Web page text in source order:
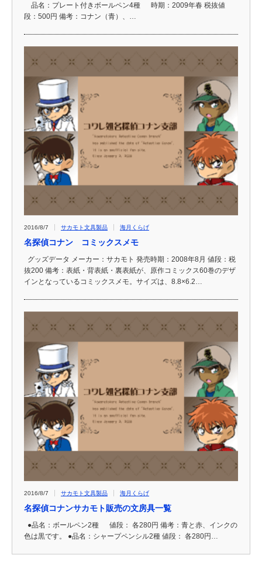
品名：プレート付きボールペン4種 時期：2009年春 税抜値
段：500円 備考：コナン（青）、…
2016/8/7 サカモト文具製品 海月くらげ
名探偵コナン コミックスメモ
グッズデータ メーカー：サカモト 発売時期：2008年8月 値段：税
抜200 備考：表紙・背表紙・裏表紙が、原作コミックス60巻のデザ
インとなっているコミックスメモ。サイズは、8.8×6.2…
2016/8/7 サカモト文具製品 海月くらげ
名探偵コナンサカモト販売の文房具一覧
●品名：ボールペン2種 値段： 各280円 備考：青と赤、インクの
色は黒です。 ●品名：シャープペンシル2種 値段： 各280円…